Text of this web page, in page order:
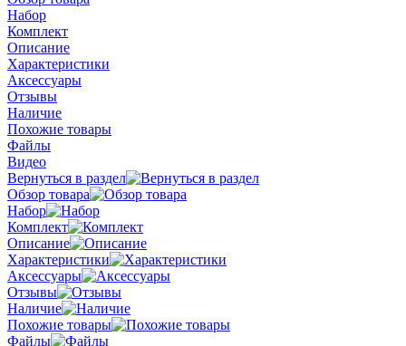
Набор
Комплект
Описание
Характеристики
Аксессуары
Отзывы
Наличие
Похожие товары
Файлы
Видео
Вернуться в раздел
Обзор товара
Набор
Комплект
Описание
Характеристики
Аксессуары
Отзывы
Наличие
Похожие товары
Файлы